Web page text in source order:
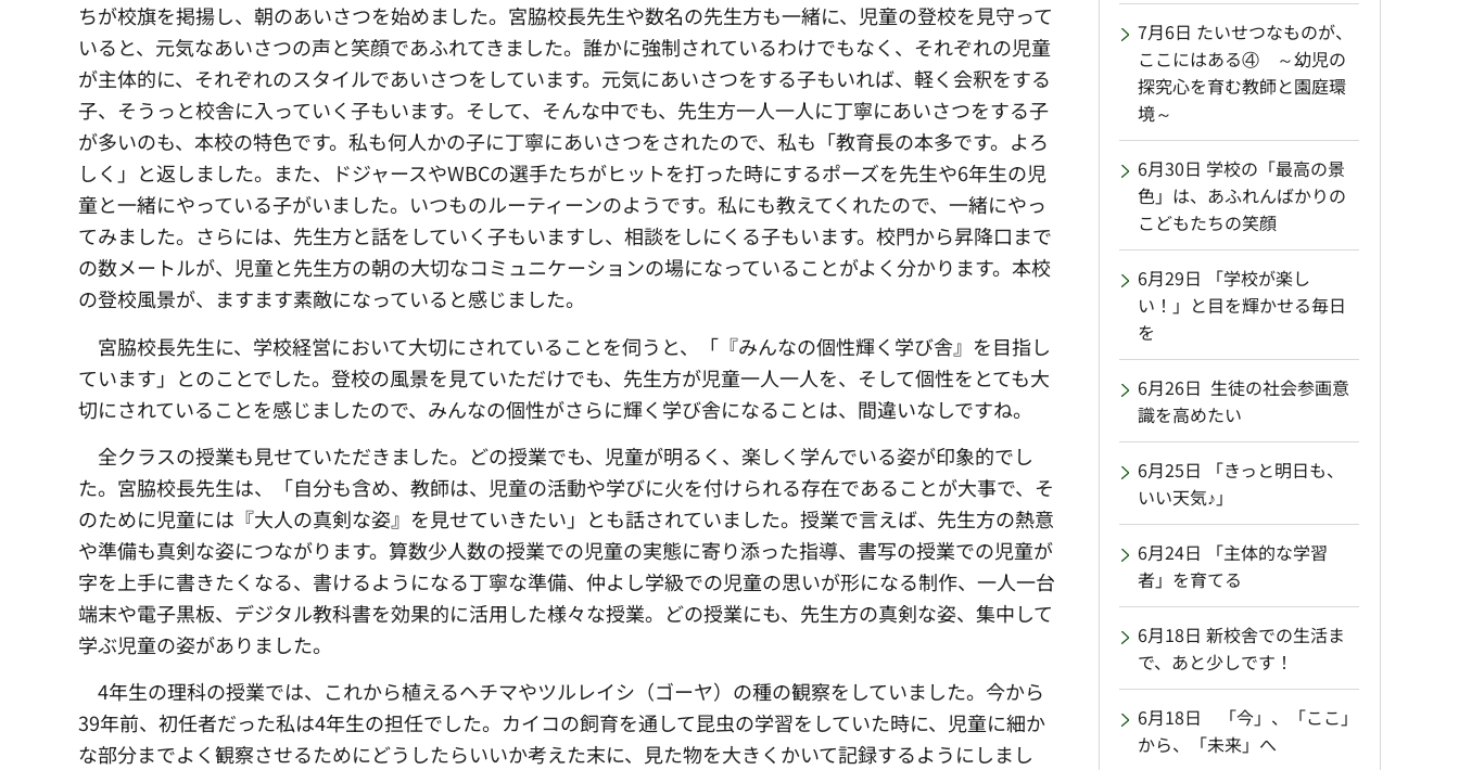
ちが校旗を掲揚し、朝のあいさつを始めました。宮脇校長先生や数名の先生方も一緒に、児童の登校を見守って
いると、元気なあいさつの声と笑顔であふれてきました。誰かに強制されているわけでもなく、それぞれの児童
が主体的に、それぞれのスタイルであいさつをしています。元気にあいさつをする子もいれば、軽く会釈をする
子、そうっと校舎に入っていく子もいます。そして、そんな中でも、先生方一人一人に丁寧にあいさつをする子
が多いのも、本校の特色です。私も何人かの子に丁寧にあいさつをされたので、私も「教育長の本多です。よろ
しく」と返しました。また、ドジャースやWBCの選手たちがヒットを打った時にするポーズを先生や6年生の児
童と一緒にやっている子がいました。いつものルーティーンのようです。私にも教えてくれたので、一緒にやっ
てみました。さらには、先生方と話をしていく子もいますし、相談をしにくる子もいます。校門から昇降口まで
の数メートルが、児童と先生方の朝の大切なコミュニケーションの場になっていることがよく分かります。本校
の登校風景が、ますます素敵になっていると感じました。
宮脇校長先生に、 学校経営において大切にされていることを伺うと、「『みんなの個性輝く学び舎』を目指し
ています」とのことでした。登校の風景を見ていただけでも、先生方が児童一人一人を、そして個性をとても大
切にされていることを感じましたので、みんなの個性がさらに輝く学び舎になることは、間違いなしですね。
全クラスの授業も見せていただきました。 どの授業でも、児童が明るく、楽しく学んでいる姿が印象的でし
た。宮脇校長先生は、「自分も含め、教師は、児童の活動や学びに火を付けられる存在であることが大事で、そ
のために児童には『大人の真剣な姿』を見せていきたい」とも話されていました。授業で言えば、先生方の熱意
や準備も真剣な姿につながります。算数少人数の授業での児童の実態に寄り添った指導、書写の授業での児童が
字を上手に書きたくなる、書けるようになる丁寧な準備、仲よし学級での児童の思いが形になる制作、一人一台
端末や電子黒板、デジタル教科書を効果的に活用した様々な授業。どの授業にも、先生方の真剣な姿、集中して
学ぶ児童の姿がありました。
4年生の理科の授業では、 これから植えるヘチマやツルレイシ（ゴーヤ）の種の観察をしていました。今から
39年前、初任者だった私は4年生の担任でした。カイコの飼育を通して昆虫の学習をしていた時に、児童に細か
な部分までよく観察させるためにどうしたらいいか考えた末に、見た物を大きくかいて記録するようにしまし
7月6日 たいせつなものが、
ここにはある④ ～幼児の
探究心を育む教師と園庭環
境～
6月30日 学校の「最高の景
色」は、あふれんばかりの
こどもたちの笑顔
6月29日 「学校が楽し
い！」と目を輝かせる毎日
を
6月26日 生徒の社会参画意
識を高めたい
6月25日 「きっと明日も、
いい天気♪」
6月24日 「主体的な学習
者」を育てる
6月18日 新校舎での生活ま
で、あと少しです！
6月18日 「今」、「ここ」
から、「未来」へ